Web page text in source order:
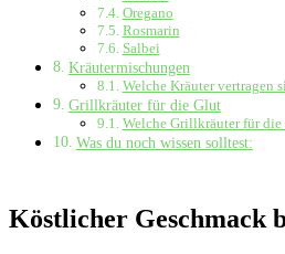
Oregano
Rosmarin
Salbei
Kräutermischungen
Welche Kräuter vertragen
Grillkräuter für die Glut
Welche Grillkräuter für die
Was du noch wissen solltest:
Köstlicher Geschmack